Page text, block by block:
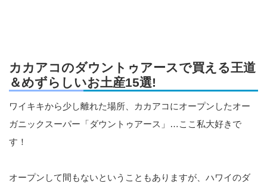
カカアコのダウントゥアースで買える王道
＆めずらしいお土産15選!
ワイキキから少し離れた場所、カカアコにオープンしたオー
ガニックスーパー「ダウントゥアース」…ここ私大好きで
す！
オープンして間もないということもありますが、ハワイのダ